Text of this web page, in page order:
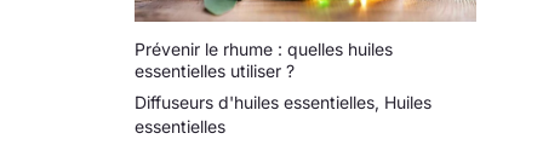
Prévenir le rhume : quelles huiles
essentielles utiliser ?
Diffuseurs d'huiles essentielles, Huiles
essentielles